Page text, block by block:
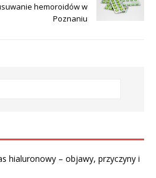
hemoroidów w
Poznaniu
hialuronowy – objawy, przyczyny i